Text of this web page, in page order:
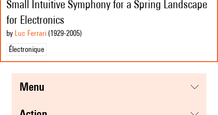
Small Intuitive Symphony for a Spring Landscape
for Electronics
by Luc Ferrari (1929-2005)
Électronique
menu